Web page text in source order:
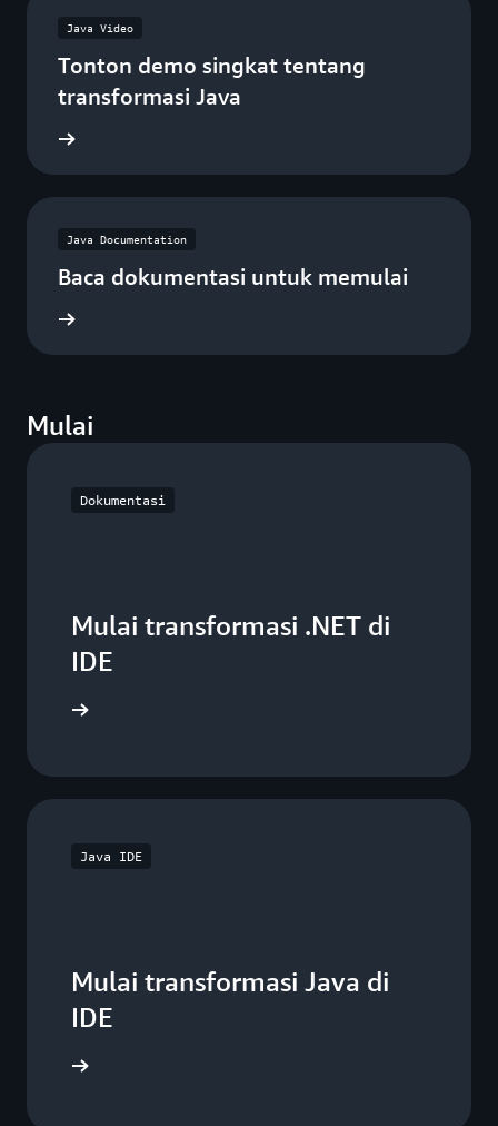
Java Video
Tonton demo singkat tentang
transformasi Java
Java Documentation
Baca dokumentasi untuk memulai
Mulai
Dokumentasi
Mulai transformasi .NET di
IDE
Java IDE
Mulai transformasi Java di
IDE